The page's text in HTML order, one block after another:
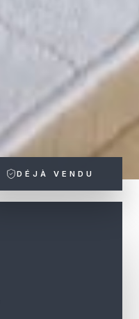
DÉJÀ VENDU